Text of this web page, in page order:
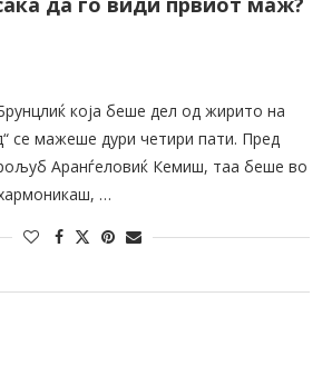
која беше дел од жирито на
се мажеше дури четири пати. Пред
Аранѓеловиќ Кемиш, таа беше во
…